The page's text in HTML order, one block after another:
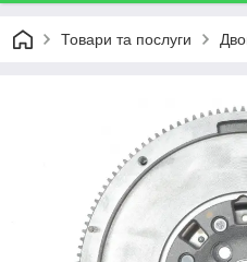
Товари та послуги